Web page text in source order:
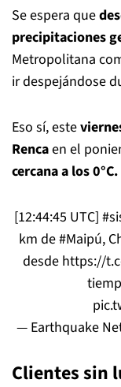
Se espera que
precipitaciones
Metropolitana
ir despejándose
Eso sí, este
Rencaen el
cercana a los 0°C.
[12:44:45 UTC]
km de#Maipú,
desde https://
— Earthquake
Clientes sin